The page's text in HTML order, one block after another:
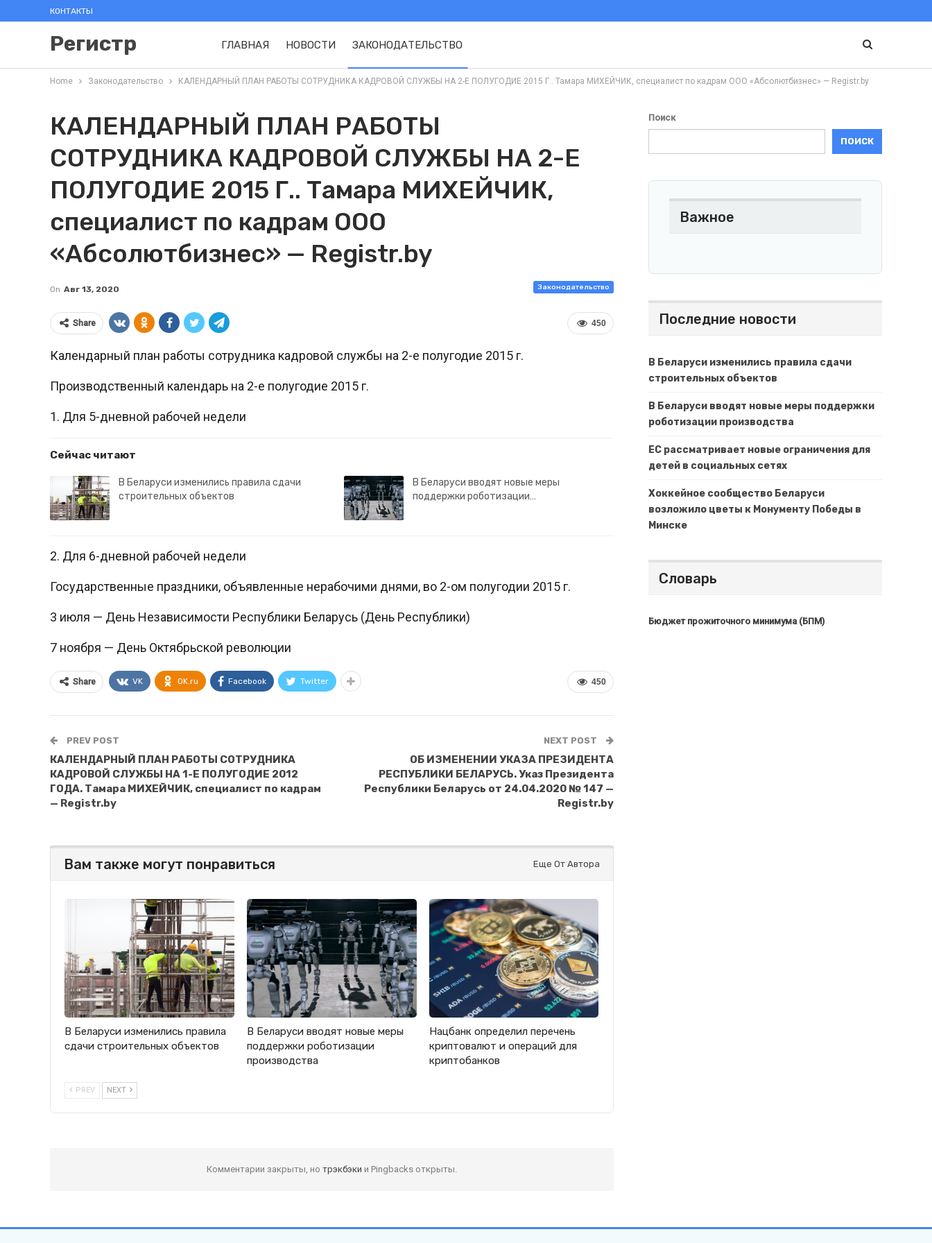
КОНТАКТЫ
Регистр ГЛАВНАЯ НОВОСТИ ЗАКОНОДАТЕЛЬСТВО
Home Законодательство КАЛЕНДАРНЫЙ ПЛАН РАБОТЫ СОТРУДНИКА КАДРОВОЙ СЛУЖБЫ НА 2-Е ПОЛУГОДИЕ 2015 Г.. Тамара МИХЕЙЧИК, специалист по кадрам ООО «Абсолютбизнес» — Registr.by
КАЛЕНДАРНЫЙ ПЛАН РАБОТЫ
СОТРУДНИКА КАДРОВОЙ СЛУЖБЫ НА 2-Е
ПОЛУГОДИЕ 2015 Г.. Тамара МИХЕЙЧИК,
специалист по кадрам ООО
«Абсолютбизнес» — Registr.by
Законодательство
On Авг 13, 2020
450
Share
Календарный план работы сотрудника кадровой службы на 2-е полугодие 2015 г.
Производственный календарь на 2-е полугодие 2015 г.
1. Для 5-дневной рабочей недели
Сейчас читают
В Беларуси изменились правила сдачи
строительных объектов
В Беларуси вводят новые меры
поддержки роботизации…
2. Для 6-дневной рабочей недели
Государственные праздники, объявленные нерабочими днями, во 2-ом полугодии 2015 г.
3 июля — День Независимости Республики Беларусь (День Республики)
7 ноября — День Октябрьской революции
450
Share VK OK.ru Facebook Twitter
PREV POST
КАЛЕНДАРНЫЙ ПЛАН РАБОТЫ СОТРУДНИКА
КАДРОВОЙ СЛУЖБЫ НА 1-Е ПОЛУГОДИЕ 2012
ГОДА. Тамара МИХЕЙЧИК, специалист по кадрам
— Registr.by
NEXT POST
ОБ ИЗМЕНЕНИИ УКАЗА ПРЕЗИДЕНТА
РЕСПУБЛИКИ БЕЛАРУСЬ. Указ Президента
Республики Беларусь от 24.04.2020 № 147 —
Registr.by
Вам также могут понравиться Еще От Автора
В Беларуси изменились правила
сдачи строительных объектов
В Беларуси вводят новые меры
поддержки роботизации
производства
Нацбанк определил перечень
криптовалют и операций для
криптобанков
PREV NEXT
Комментарии закрыты, но трэкбэки и Pingbacks открыты.
Поиск
ПОИСК
Важное
Последние новости
В Беларуси изменились правила сдачи
строительных объектов
В Беларуси вводят новые меры поддержки
роботизации производства
ЕС рассматривает новые ограничения для
детей в социальных сетях
Хоккейное сообщество Беларуси
возложило цветы к Монументу Победы в
Минске
Словарь
Бюджет прожиточного минимума (БПМ)